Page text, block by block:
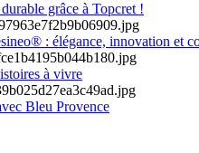
grâce à Topcret !
: élégance, innovation et
à vivre
Bleu Provence